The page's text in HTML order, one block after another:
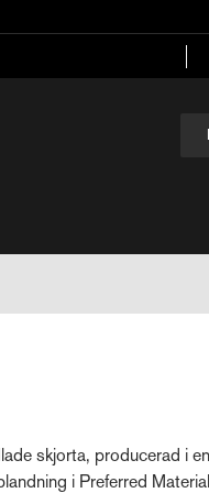
skjorta, producerad i
i Preferred